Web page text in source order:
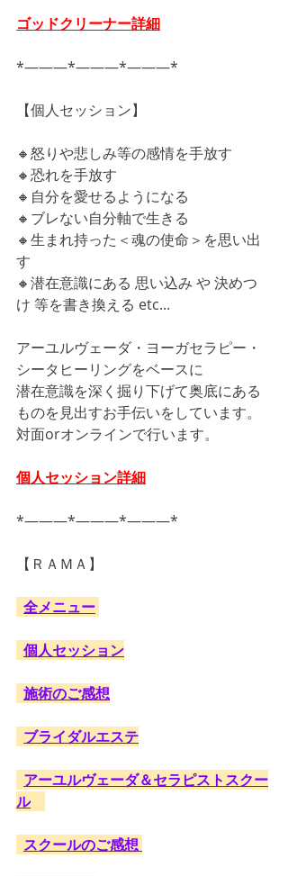
ゴッドクリーナー詳細
*―――*―――*―――*
【個人セッション】
🔸怒りや悲しみ等の感情を手放す
🔸恐れを手放す
🔸自分を愛せるようになる
🔸ブレない自分軸で生きる
🔸生まれ持った＜魂の使命＞を思い出
す
🔸潜在意識にある 思い込み や 決めつ
け 等を書き換える etc...
アーユルヴェーダ・ヨーガセラピー・
シータヒーリングをベースに
潜在意識を深く掘り下げて奥底にある
ものを見出すお手伝いをしています。
対面orオンラインで行います。
個人セッション詳細
*―――*―――*―――*
【ＲＡＭＡ】
全メニュー
個人セッション
施術のご感想
ブライダルエステ
アーユルヴェーダ＆セラピストスクー
ル
スクールのご感想